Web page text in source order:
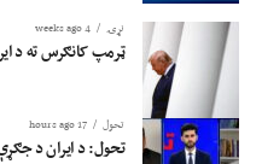
نړۍ 4 weeks ago
ټرمپ کانګرس ته د
تحول 17 hours ago
تحول: د ایران د جګړې